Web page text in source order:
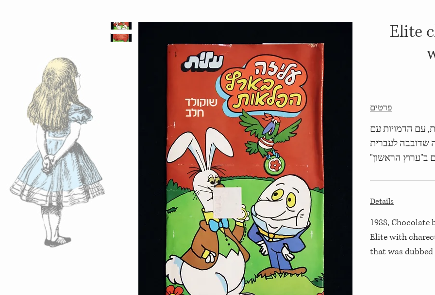
Elite
פרטים
עם הדמויות עם
שדובבה לעברית
ב"ערוץ הראשון"
Details
1988, Chocolate
Elite with
that was